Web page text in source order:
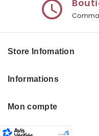
access_time
Store Infomation
Informations
Mon compte